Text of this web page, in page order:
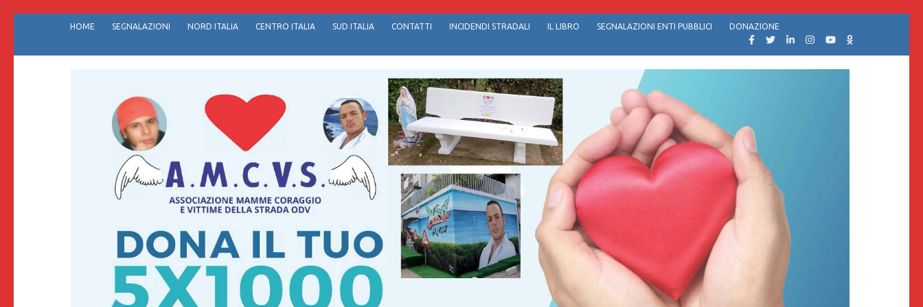
contenuto
HOME SEGNALAZIONI NORD ITALIA CENTRO ITALIA SUD ITALIA CONTATTI INCIDENDI STRADALI IL LIBRO SEGNALAZIONI ENTI PUBBLICI DONAZIONE